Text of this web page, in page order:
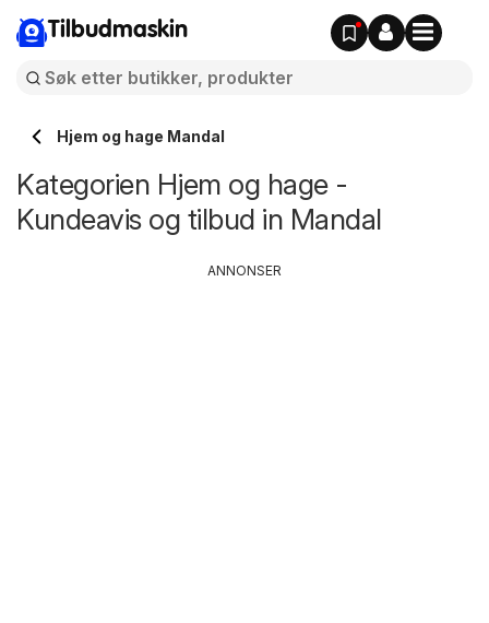
Tilbudmaskin
Hjem og hage Mandal
Kategorien Hjem og hage -
Kundeavis og tilbud in Mandal
ANNONSER